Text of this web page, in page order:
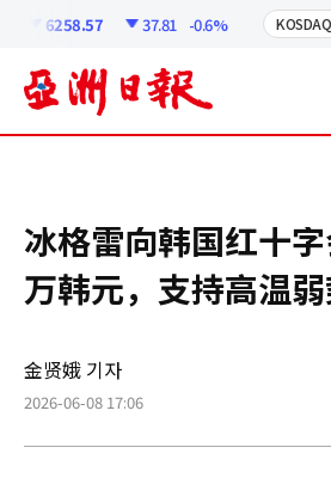
6258.57 37.81 -0.6% KOSDAQ
冰格雷向韩国红十
万韩元，支持高温
金贤娥 기자
2026-06-08 17:06